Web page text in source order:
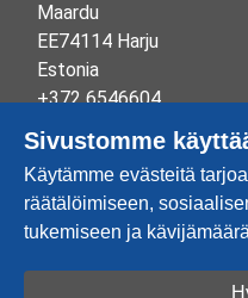
Maardu
EE74114 Harju
Estonia
+372 6546604
info@johnberger.ee
Reg.nr 10265834
EE100332513
Sivustomme
Käytämme evästeitä
räätälöimiseen,
tukemiseen ja